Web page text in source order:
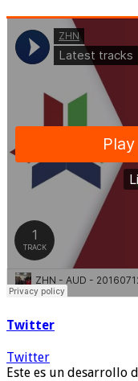
Twitter
Twitter
Este es un desarrollo